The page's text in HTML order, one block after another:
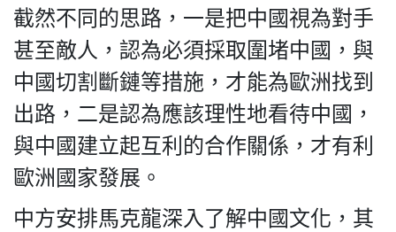
截然不同的思路，一是把中國視為對手
甚至敵人，認為必須採取圍堵中國，與
中國切割斷鏈等措施，才能為歐洲找到
出路，二是認為應該理性地看待中國，
與中國建立起互利的合作關係，才有利
歐洲國家發展。
中方安排馬克龍深入了解中國文化，其